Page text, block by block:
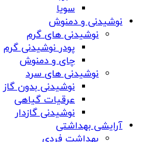
سویا
نوشیدنی و دمنوش
نوشیدنی های گرم
پودر نوشیدنی گرم
چای و دمنوش
نوشیدنی های سرد
نوشیدنی بدون گاز
عرقیات گیاهی
نوشیدنی گازدار
آرایشی بهداشتی
بهداشت فردی